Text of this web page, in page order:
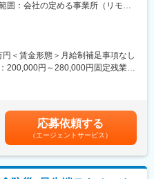
医療システムに触れる事が可能で
メンテナンススキルも習得可能な
シェアを誇る優良企業の正社員と
用率98%、試験ノルマなし）
これまで人の手でアナログに行わ
管理、調整、計測、分包まで対応
システムが、24時間止めてはなら
療従事者の負担軽減に大きく貢献
ジニアと言われる、自社製品を購
械やシステムのメンテナンスを行
は上昇の一途を辿っており、同社
して主力製品である「全自動調剤
管理装置」といった調剤IoT機器の
囲：会社の定める事業所（リモー
＜賃金形態＞月給制補足事項なし
200,000円～280,000円固定残業手
考慮し決定します。■昇給：年1
30歳 経験5年年収500万円／32歳
金額であり、選考を通じて上下す
)は固定手当を含めた表記です。
応募依頼する
（エージェントサービス）